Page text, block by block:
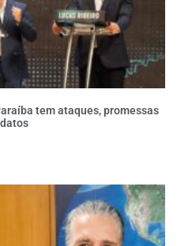
tem ataques, promessas